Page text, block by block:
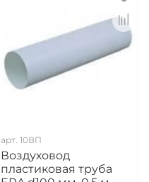
арт. 10ВП
Воздуховод
пластиковая труба